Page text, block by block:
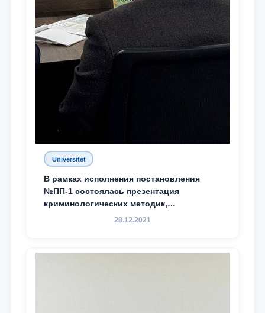
Universitet
В рамках исполнения постановления
№ПП-1 состоялась презентация
криминологических методик,
разработанных ТГЮУ
28.12.2021